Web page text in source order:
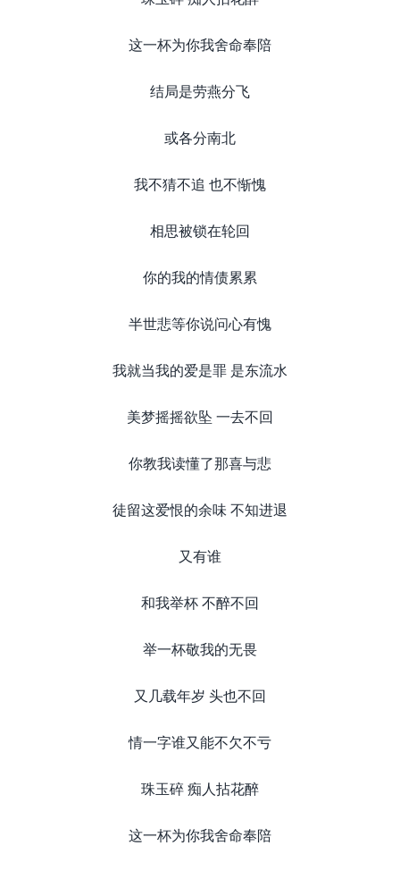
这一杯为你我舍命奉陪
结局是劳燕分飞
或各分南北
我不猜不追 也不惭愧
相思被锁在轮回
你的我的情债累累
半世悲等你说问心有愧
我就当我的爱是罪 是东流水
美梦摇摇欲坠 一去不回
你教我读懂了那喜与悲
徒留这爱恨的余味 不知进退
又有谁
和我举杯 不醉不回
举一杯敬我的无畏
又几载年岁 头也不回
情一字谁又能不欠不亏
珠玉碎 痴人拈花醉
这一杯为你我舍命奉陪